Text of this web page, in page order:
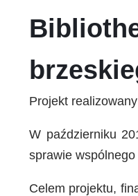
Projekt
W październiku
sprawie
Celem projektu,